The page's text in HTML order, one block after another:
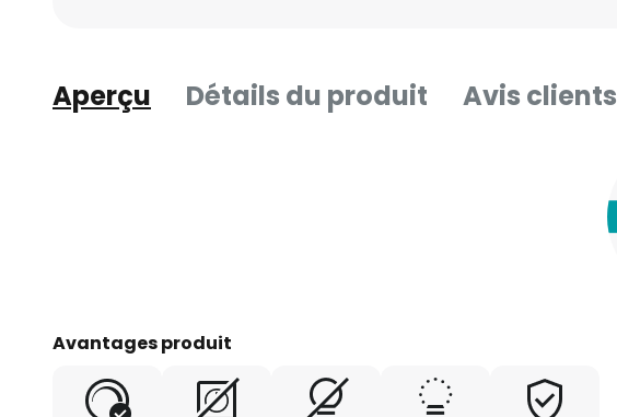
Aperçu Détails du produit Avis clients
Avantages produit